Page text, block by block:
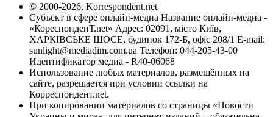
© 2000-2026, Korrespondent.net
Субъект в сфере онлайн-медиа Название онлайн-медиа -
«КореспонденТ.net» Адрес: 02091, місто Київ,
ХАРКІВСЬКЕ ШОСЕ, будинок 172-Б, офіс 208/1 E-mail:
sunlight@mediadim.com.ua Телефон: 044-205-43-00
Идентификатор медиа - R40-06068
Использование любых материалов, размещённых на
сайте, разрешается при условии ссылки на
Корреспондент.net.
При копировании материалов со страницы «Новости